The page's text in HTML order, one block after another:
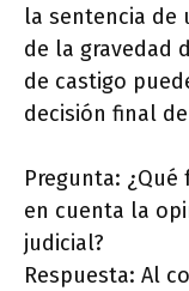
la sentencia de
de la gravedad
de castigo
decisión final
Pregunta:
en cuenta la
judicial?
Respuesta: Al